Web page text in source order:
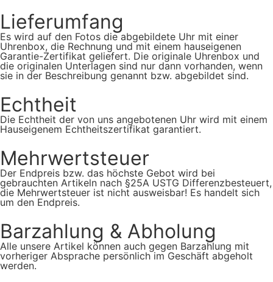
Lieferumfang
Es wird auf den Fotos die abgebildete Uhr mit einer
Uhrenbox, die Rechnung und mit einem hauseigenen
Garantie-Zertifikat geliefert. Die originale Uhrenbox und
die originalen Unterlagen sind nur dann vorhanden, wenn
sie in der Beschreibung genannt bzw. abgebildet sind.
Echtheit
Die Echtheit der von uns angebotenen Uhr wird mit einem
Hauseigenem Echtheitszertifikat garantiert.
Mehrwertsteuer
Der Endpreis bzw. das höchste Gebot wird bei
gebrauchten Artikeln nach §25A USTG Differenzbesteuert,
die Mehrwertsteuer ist nicht ausweisbar! Es handelt sich
um den Endpreis.
Barzahlung & Abholung
Alle unsere Artikel können auch gegen Barzahlung mit
vorheriger Absprache persönlich im Geschäft abgeholt
werden.